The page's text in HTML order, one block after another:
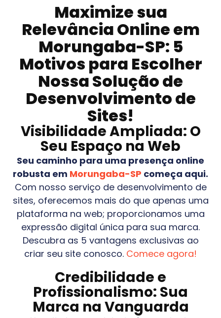
Maximize sua
Relevância Online em
Morungaba-SP: 5
Motivos para Escolher
Nossa Solução de
Desenvolvimento de
Sites!
Visibilidade Ampliada: O
Seu Espaço na Web
Seu caminho para uma presença online
robusta em Morungaba-SP começa aqui.
Com nosso serviço de desenvolvimento de
sites, oferecemos mais do que apenas uma
plataforma na web; proporcionamos uma
expressão digital única para sua marca.
Descubra as 5 vantagens exclusivas ao
criar seu site conosco. Comece agora!
Credibilidade e
Profissionalismo: Sua
Marca na Vanguarda